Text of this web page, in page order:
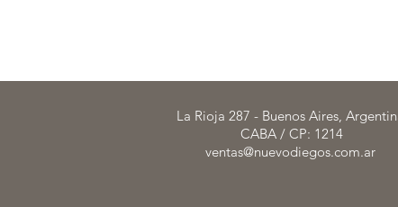
La Rioja 287 - Buenos Aires,
CABA / CP: 1214
ventas@nuevodiegos.com.ar